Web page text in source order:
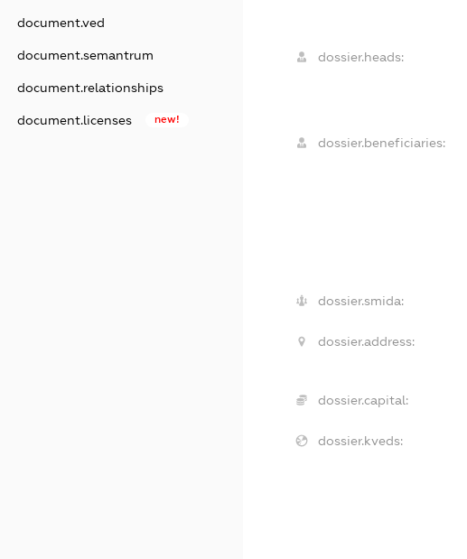
document.ved
document.semantrum
document.relationships
document.licenses new!
dossier.heads:
dossier.beneficiaries:
dossier.smida:
dossier.address:
dossier.capital:
dossier.kveds: